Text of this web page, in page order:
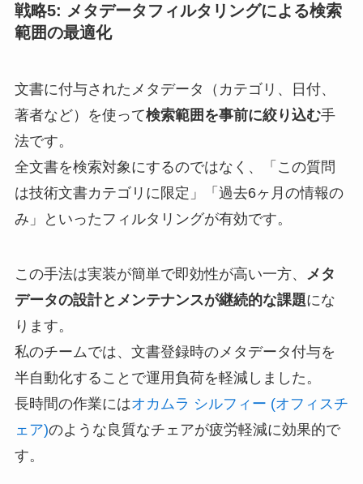
戦略5: メタデータフィルタリングによる検索
範囲の最適化
文書に付与されたメタデータ（カテゴリ、日付、
著者など）を使って検索範囲を事前に絞り込む手
法です。
全文書を検索対象にするのではなく、「この質問
は技術文書カテゴリに限定」「過去6ヶ月の情報の
み」といったフィルタリングが有効です。
この手法は実装が簡単で即効性が高い一方、
メタ
データの設計とメンテナンスが継続的な課題にな
ります。
私のチームでは、文書登録時のメタデータ付与を
半自動化することで運用負荷を軽減しました。
長時間の作業にはオカムラ シルフィー (オフィスチ
ェア)のような良質なチェアが疲労軽減に効果的で
す。